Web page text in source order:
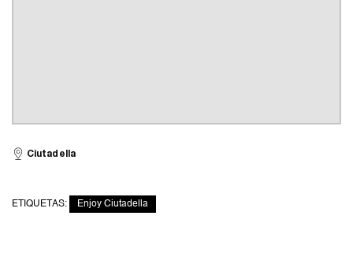
Ciutadella
ETIQUETAS: Enjoy Ciutadella